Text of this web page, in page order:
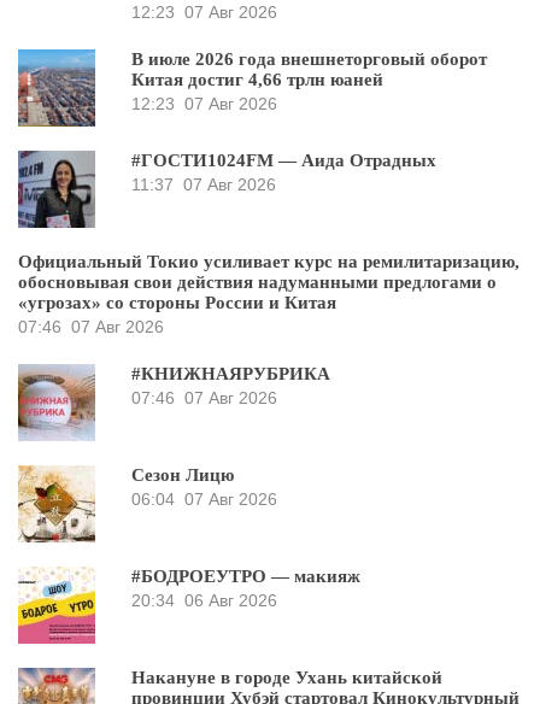
12:23 07 Авг 2026
В июле 2026 года внешнеторговый оборот
Китая достиг 4,66 трлн юаней
12:23 07 Авг 2026
#ГОСТИ1024FM — Аида Отрадных
11:37 07 Авг 2026
Официальный Токио усиливает курс на ремилитаризацию,
обосновывая свои действия надуманными предлогами о
«угрозах» со стороны России и Китая
07:46 07 Авг 2026
#КНИЖНАЯРУБРИКА
07:46 07 Авг 2026
Сезон Лицю
06:04 07 Авг 2026
#БОДРОЕУТРО — макияж
20:34 06 Авг 2026
Накануне в городе Ухань китайской
провинции Хубэй стартовал Кинокультурный